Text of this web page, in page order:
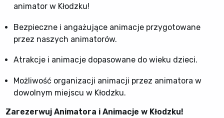
animator w Kłodzku!
Bezpieczne i angażujące animacje przygotowane
przez naszych animatorów.
Atrakcje i animacje dopasowane do wieku dzieci.
Możliwość organizacji animacji przez animatora w
dowolnym miejscu w Kłodzku.
Zarezerwuj Animatora i Animacje w Kłodzku!